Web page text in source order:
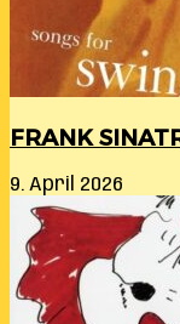
FRANK
9. April 2026